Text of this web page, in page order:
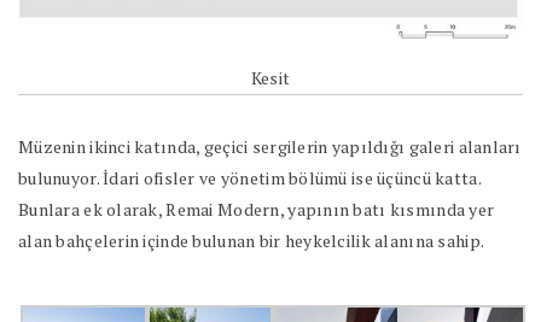
Kesit
Müzenin ikinci katında, geçici sergilerin yapıldığı galeri alanları
bulunuyor. İdari ofisler ve yönetim bölümü ise üçüncü katta.
Bunlara ek olarak, Remai Modern, yapının batı kısmında yer
alan bahçelerin içinde bulunan bir heykelcilik alanına sahip.